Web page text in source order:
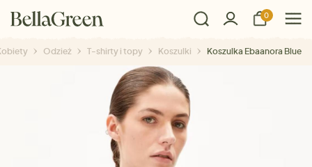
0
Odzież T-shirty i topy Koszulki Koszulka Ebaanora Blue